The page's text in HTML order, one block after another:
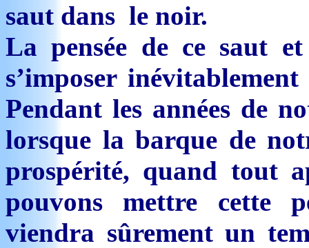
saut dans le noir.
La pensée de ce saut
s’imposer
Pendant les années de
lorsque la barque de
prospérité, quand tout
pouvons mettre cette
viendra sûrement un